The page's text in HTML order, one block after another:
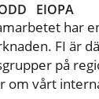
EIOPA
har
FI är
på
om vårt